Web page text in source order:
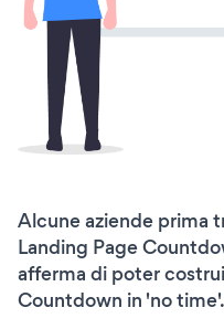
Alcune aziende prima
Landing Page
afferma di poter
Countdown in 'no time'.